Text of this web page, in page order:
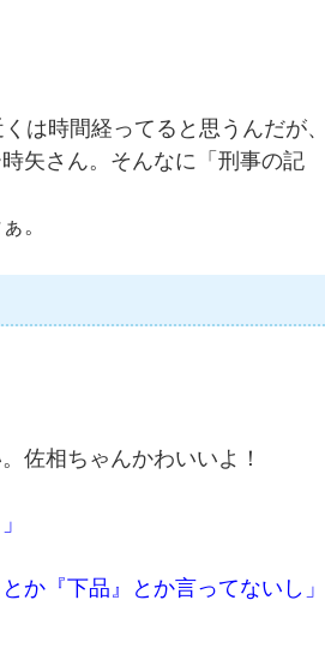
は時間経ってると思うんだが、
矢さん。そんなに「刑事の記
。
佐相ちゃんかわいいよ！
か『下品』とか言ってないし」